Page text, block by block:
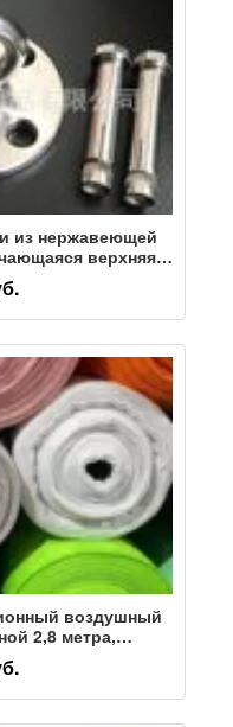
из нержавеющей
верхняя
стула, несущая
пластина
воздушный
2,8 метра,
на большой
кусок ткани